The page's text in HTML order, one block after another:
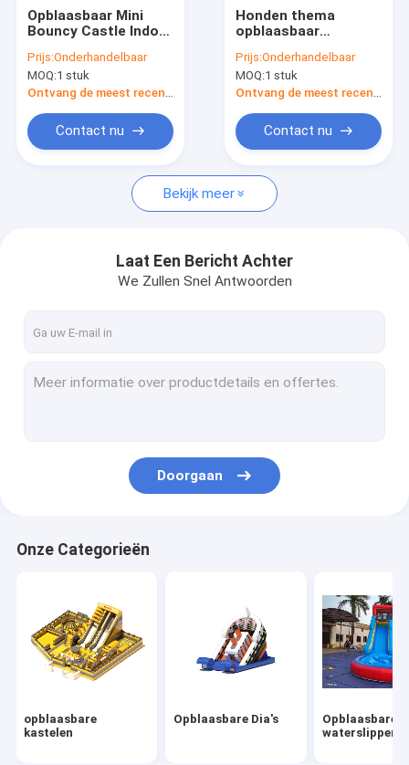
Nieuws
Gevallen
Vraag een offerte
Opblaasbare Dia's
Opblaasbare waterslippen
Opblaasbare bogen
Opblaasbare waterkastelen
opblaasbaar waterpark
Bounce Castle Glijbaan
Opblaasbaar Mini
Bouncy Castle Indoor
Prijs:Onderhandelbaar
MOQ:1 stuk
Ontvang de meest recente Prijs
Contact nu
Honden thema
opblaasbaar
dubbele hechtingen
huur
Prijs:Onderhandelbaar
MOQ:1 stuk
Ontvang de meest recente Prijs
Contact nu
Bekijk meer
Laat Een Bericht Achter
We Zullen Snel Antwoorden
Doorgaan
Onze Categorieën
opblaasbare
kastelen
Opblaasbare Dia's
Opblaasbare
waterslippen